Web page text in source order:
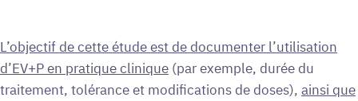
L’objectif de cette étude est de documenter l’utilisation
d’EV+P en pratique clinique (par exemple, durée du
traitement, tolérance et modifications de doses), ainsi que